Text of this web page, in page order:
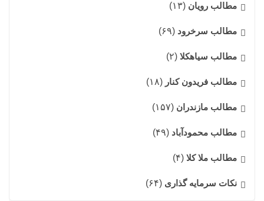
مطالب رویان (۱۳)
مطالب سرخرود (۶۹)
مطالب سیاهکلا (۲)
مطالب فریدون کنار (۱۸)
مطالب مازندران (۱۵۷)
مطالب محمودآباد (۴۹)
مطالب ملا کلا (۴)
نکات سرمایه گذاری (۶۴)